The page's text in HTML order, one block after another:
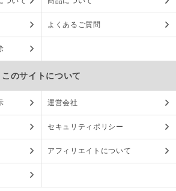
よくあるご質問
このサイトについて
運営会社
セキュリティポリシー
アフィリエイトについて